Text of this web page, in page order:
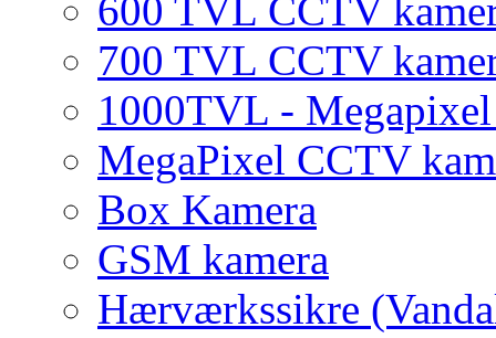
600 TVL CCTV
700 TVL CCTV
1000TVL -
MegaPixel CCTV
Box Kamera
GSM kamera
Hærværkssikre